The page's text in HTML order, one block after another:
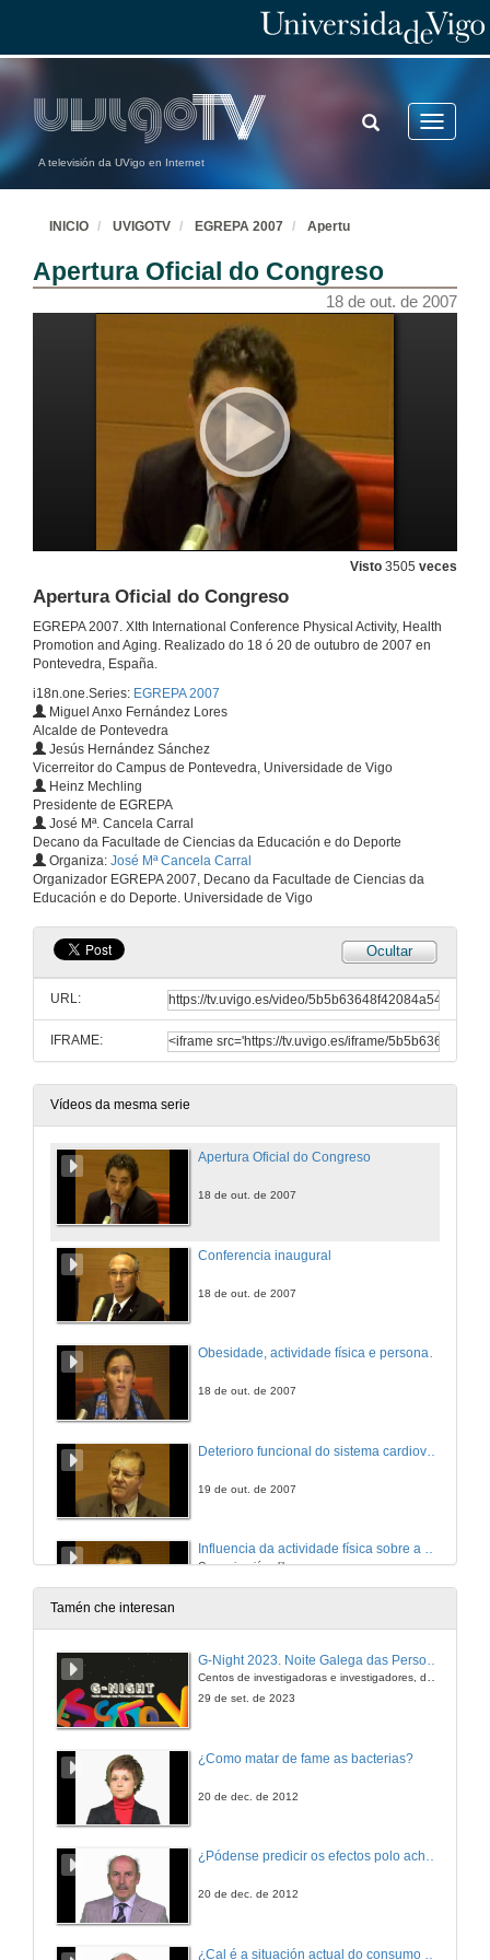
A televisión da UVigo en Internet
Toggle
TOGGLE
SEARCH
INICIO UVIGOTV EGREPA 2007 Apertu
Apertura Oficial do Congreso
18 de out. de 2007
Visto 3505 veces
Apertura Oficial do Congreso
EGREPA 2007. XIth International Conference Physical Activity, Health
Promotion and Aging. Realizado do 18 ó 20 de outubro de 2007 en
Pontevedra, España.
i18n.one.Series: EGREPA 2007
Miguel Anxo Fernández Lores
Alcalde de Pontevedra
Jesús Hernández Sánchez
Vicerreitor do Campus de Pontevedra, Universidade de Vigo
Heinz Mechling
Presidente de EGREPA
José Mª. Cancela Carral
Decano da Facultade de Ciencias da Educación e do Deporte
Organiza: José Mª Cancela Carral
Organizador EGREPA 2007, Decano da Facultade de Ciencias da
Educación e do Deporte. Universidade de Vigo
Ocultar
URL:
IFRAME:
Vídeos da mesma serie
Apertura Oficial do Congreso
18 de out. de 2007
Conferencia inaugural
18 de out. de 2007
Obesidade, actividade física e personas maiores
18 de out. de 2007
19 de out. de 2007
Influencia da actividade física sobre a calidade de vida en maiores non dependentes
Comunicacións libres
19 de out. de 2007
Comunicacións libres
19 de out. de 2007
Comunicacións libres
Tamén che interesan
G-Night 2023. Noite Galega das Persoas Investigadoras. Conciencias creativas
29 de set. de 2023
¿Como matar de fame as bacterias?
20 de dec. de 2012
¿Pódense predicir os efectos polo achegamento á Terra dos asteroides?
20 de dec. de 2012